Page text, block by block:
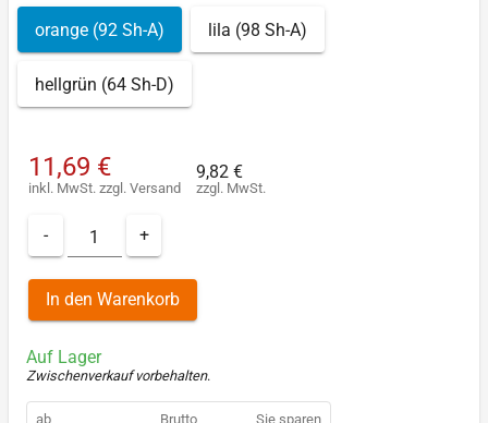
orange (92 Sh-A) lila (98 Sh-A)
hellgrün (64 Sh-D)
11,69 €
inkl. MwSt. zzgl. Versand
9,82 €
zzgl. MwSt.
- +
In den Warenkorb
Auf Lager
Zwischenverkauf vorbehalten.
ab Brutto Sie sparen